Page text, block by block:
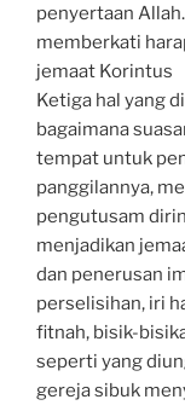
penyertaan
memberkati
jemaat Korintus
Ketiga hal yang
bagaimana
tempat untuk
panggilannya,
pengutusam
menjadikan
dan penerusan
perselisihan, iri
fitnah, bisik-
seperti yang
gereja sibuk